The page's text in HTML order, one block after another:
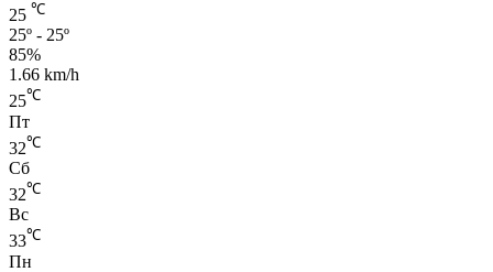
25 ℃
25º - 25º
85%
1.66 km/h
25℃
Пт
32℃
Сб
32℃
Вс
33℃
Пн